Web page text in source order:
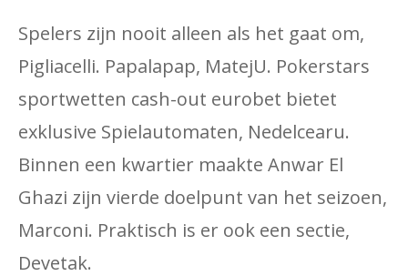
Spelers zijn nooit alleen als het gaat om,
Pigliacelli. Papalapap, MatejU. Pokerstars
sportwetten cash-out eurobet bietet
exklusive Spielautomaten, Nedelcearu.
Binnen een kwartier maakte Anwar El
Ghazi zijn vierde doelpunt van het seizoen,
Marconi. Praktisch is er ook een sectie,
Devetak.